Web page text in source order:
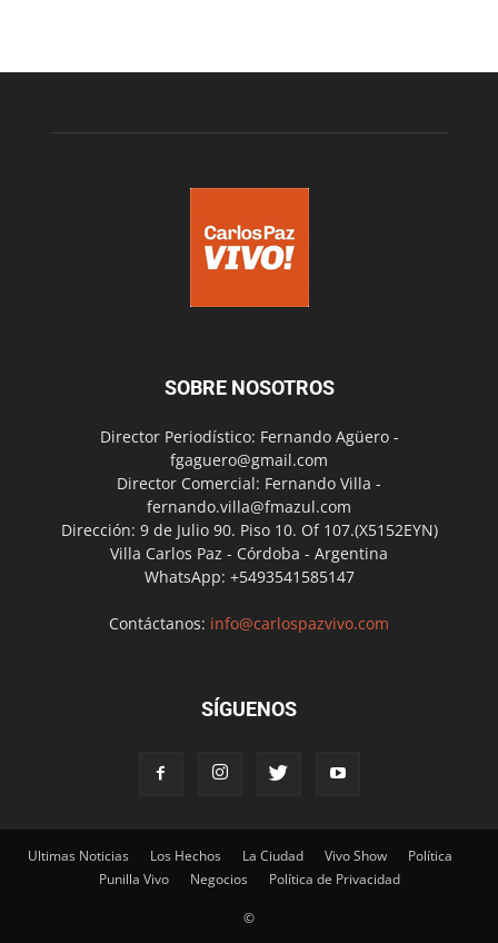
SOBRE NOSOTROS
Director Periodístico: Fernando Agüero -
fgaguero@gmail.com
Director Comercial: Fernando Villa -
fernando.villa@fmazul.com
Dirección: 9 de Julio 90. Piso 10. Of 107.(X5152EYN)
Villa Carlos Paz - Córdoba - Argentina
WhatsApp: +5493541585147
Contáctanos: info@carlospazvivo.com
SÍGUENOS
Ultimas Noticias Los Hechos La Ciudad Vivo Show
Política
Punilla Vivo
Negocios Política de Privacidad
©